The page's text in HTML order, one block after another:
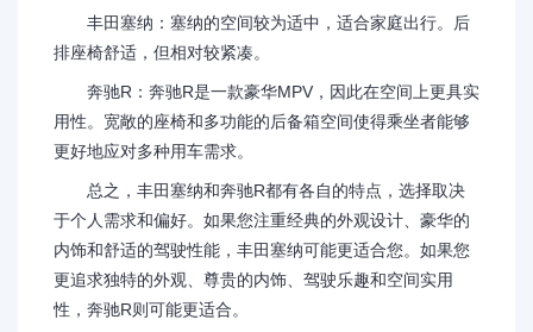
丰田塞纳：塞纳的空间较为适中，适合家庭出行。后
排座椅舒适，但相对较紧凑。
奔驰R：奔驰R是一款豪华MPV，因此在空间上更具实
用性。宽敞的座椅和多功能的后备箱空间使得乘坐者能够
更好地应对多种用车需求。
总之，丰田塞纳和奔驰R都有各自的特点，选择取决
于个人需求和偏好。如果您注重经典的外观设计、豪华的
内饰和舒适的驾驶性能，丰田塞纳可能更适合您。如果您
更追求独特的外观、尊贵的内饰、驾驶乐趣和空间实用
性，奔驰R则可能更适合。